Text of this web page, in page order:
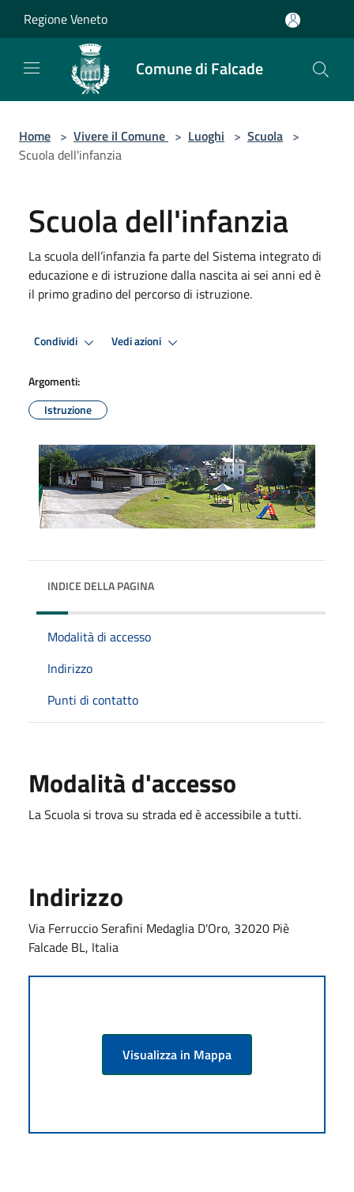
Regione Veneto
Comune di Falcade
Home > Vivere il Comune > Luoghi > Scuola >
Scuola dell'infanzia
Scuola dell'infanzia
La scuola dell’infanzia fa parte del Sistema integrato di
educazione e di istruzione dalla nascita ai sei anni ed è
il primo gradino del percorso di istruzione.
Condividi Vedi azioni
Argomenti:
Istruzione
INDICE DELLA PAGINA
Modalità di accesso
Indirizzo
Punti di contatto
Modalità d'accesso
La Scuola si trova su strada ed è accessibile a tutti.
Indirizzo
Via Ferruccio Serafini Medaglia D'Oro, 32020 Piè
Falcade BL, Italia
Visualizza in Mappa